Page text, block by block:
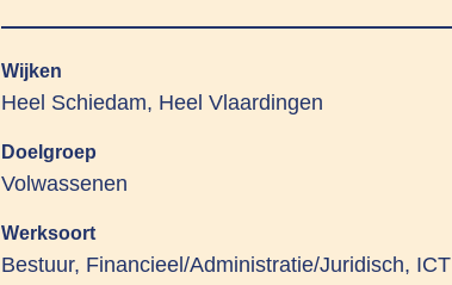
Wijken
Heel Schiedam, Heel Vlaardingen
Doelgroep
Volwassenen
Werksoort
Bestuur, Financieel/Administratie/Juridisch, ICT